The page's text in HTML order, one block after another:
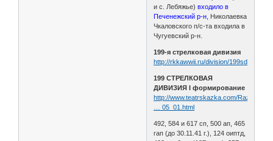
и с. Лебяжье)входило в
Печенежский р-н , Николаевка
Чкаловского п/с-та входила в
Чугуевский р-н.
199-я стрелковая дивизия
http://rkkawwii.ru/division/199sdf1
199 СТРЕЛКОВАЯ
ДИВИЗИЯ I формирование
http://www.teatrskazka.com/Raznoe/
… 05_01.html
492, 584 и 617 сп, 500 ап, 465
гап (до 30.11.41 г.), 124 оиптд,